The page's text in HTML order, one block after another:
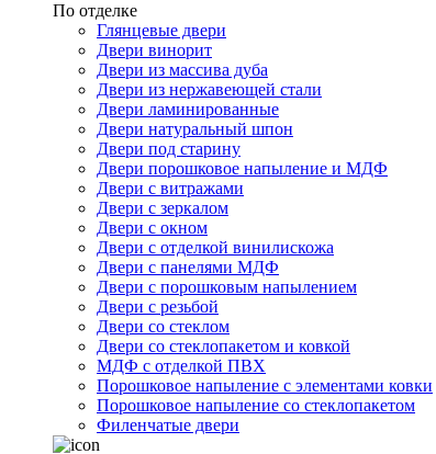
По отделке
Глянцевые двери
Двери винорит
Двери из массива дуба
Двери из нержавеющей стали
Двери ламинированные
Двери натуральный шпон
Двери под старину
Двери порошковое напыление и МДФ
Двери с витражами
Двери с зеркалом
Двери с окном
Двери с отделкой винилискожа
Двери с панелями МДФ
Двери с порошковым напылением
Двери с резьбой
Двери со стеклом
Двери со стеклопакетом и ковкой
МДФ с отделкой ПВХ
Порошковое напыление с элементами ковки
Порошковое напыление со стеклопакетом
Филенчатые двери